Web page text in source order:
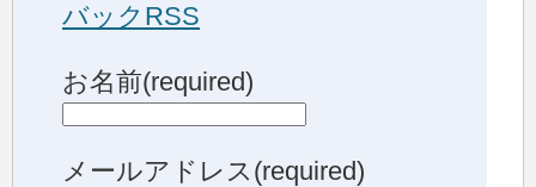
バックRSS
お名前(required)
メールアドレス(required)